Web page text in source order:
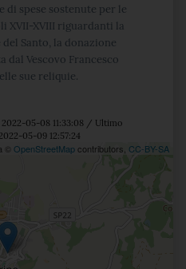
di spese sostenute per le
XVII-XVIII riguardanti la
Santo, la donazione
dal Vescovo Francesco
sue reliquie.
05-08 11:33:08 / Ultimo
05-09 12:57:24
© OpenStreetMapcontributors, CC-BY-SA